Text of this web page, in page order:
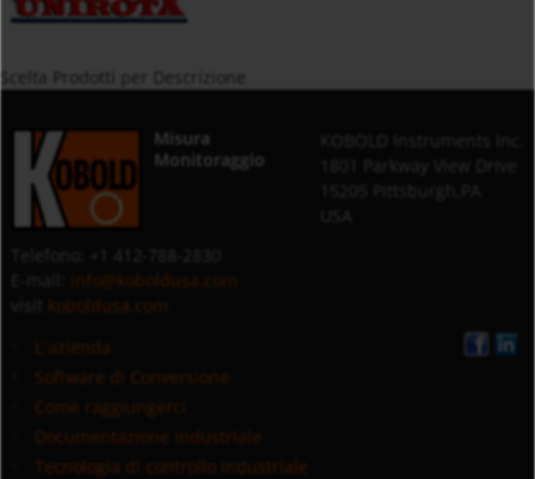
Misura
Monitoraggio
info@koboldusa.com
koboldusa.com
L`azienda
Software di Conversione
Come raggiungerci
Documentazione industriale
Tecnologia di controllo industriale